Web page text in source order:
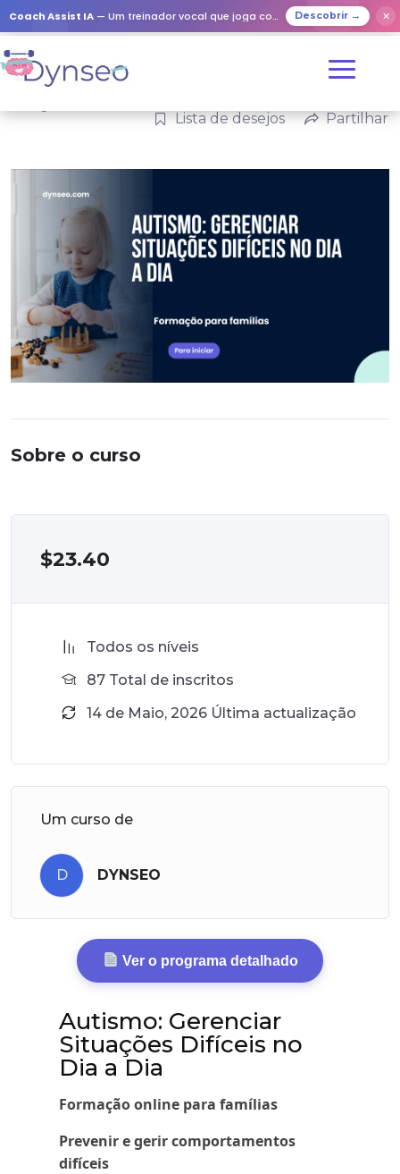
Coach Assist IA — Um treinador vocal que joga com os seus entes queridos Descobrir → ✕
Lista de desejos Partilhar
Sobre o curso
$23.40
Todos os níveis
87 Total de inscritos
14 de Maio, 2026 Última actualização
Um curso de
D DYNSEO
Ver o programa detalhado
Autismo: Gerenciar
Situações Difíceis no
Dia a Dia
Formação online para famílias
Prevenir e gerir comportamentos
difíceis